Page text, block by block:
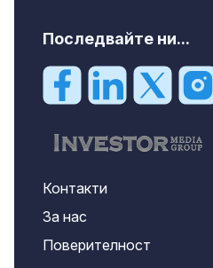
Последвайте ни...
Контакти
За нас
Поверителност